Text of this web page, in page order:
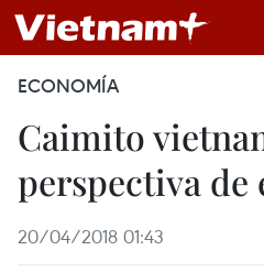
ECONOMÍA
Caimito
perspectiva
20/04/2018 01:43